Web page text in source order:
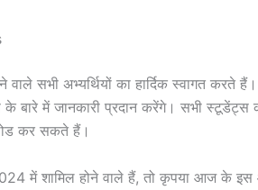
सभी अभ्यर्थियों का हार्दिक स्वागत
में जानकारी प्रदान करेंगे। सभी स्टूडेंट्स
कर सकते हैं।
में शामिल होने वाले हैं, तो कृपया आज के इस